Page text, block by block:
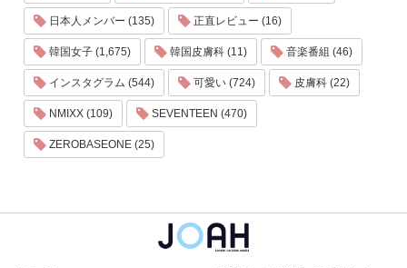
日本人メンバー (135) 正直レビュー (16)
韓国女子 (1,675) 韓国皮膚科 (11) 音楽番組 (46)
インスタグラム (544) 可愛い (724) 皮膚科 (22)
NMIXX (109) SEVENTEEN (470)
ZEROBASEONE (25)